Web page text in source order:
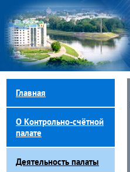
Главная
О Контрольно-счётной
палате
Деятельность палаты